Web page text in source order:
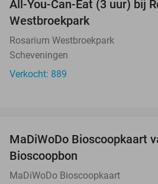
All-You-Can-Eat (3 uur) bij
Westbroekpark
Rosarium Westbroekpark
Scheveningen
Verkocht: 889
MaDiWoDo Bioscoopkaart
Bioscoopbon
MaDiWoDo Bioscoopkaart